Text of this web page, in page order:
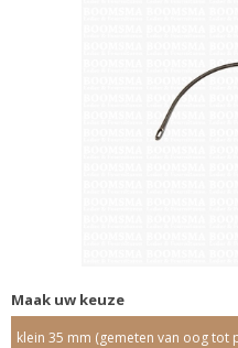
Maak uw keuze
klein 35 mm (gemeten van oog tot